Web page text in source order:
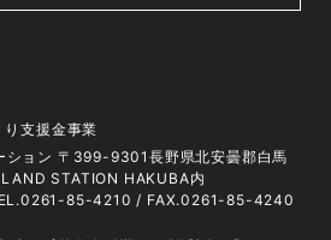
支援金事業
ション 〒399-9301長野県北安曇郡白馬
STATION HAKUBA内
85-4210 / FAX.0261-85-4240